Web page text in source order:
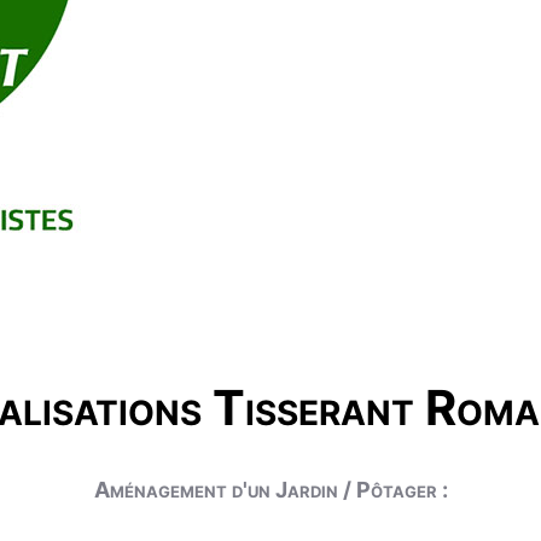
Tisserant
Aménagement d'un Jardin / Pôtager :